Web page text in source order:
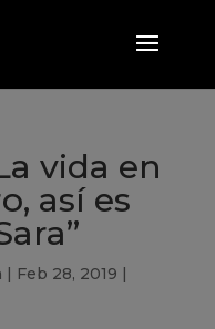
vida en
así es
| Feb 28, 2019 |